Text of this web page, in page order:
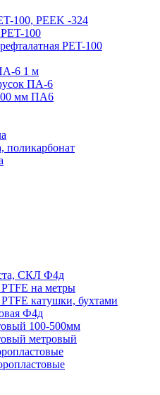
100, PEEK -324
100
PET-100
6 1 м
ПА-6
мм ПА6
поликарбонат
СКЛ Ф4д
на метры
катушки, бухтами
Ф4д
100-500мм
метровый